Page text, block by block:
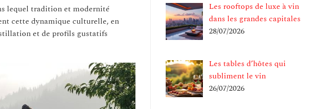
lequel tradition et modernité
cette dynamique culturelle, en
et de profils gustatifs
Les rooftops de luxe à vin
dans les grandes capitales
28/07/2026
Les tables d’hôtes qui
subliment le vin
26/07/2026